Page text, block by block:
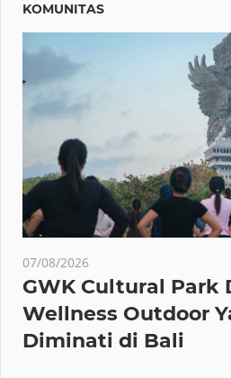
KOMUNITAS
07/08/2026
GWK Cultural Park
Wellness Outdoor
Diminati di Bali